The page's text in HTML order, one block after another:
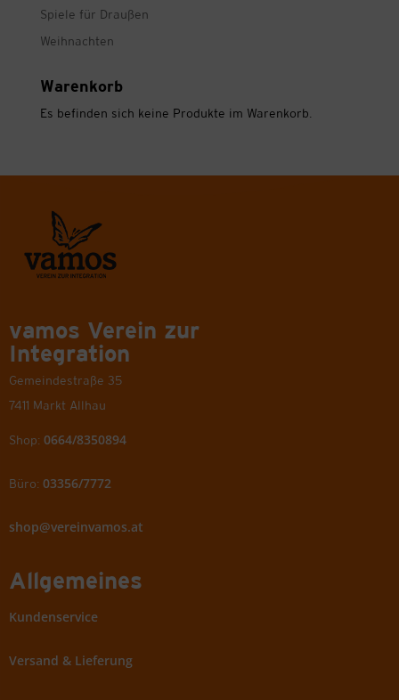
Spiele für Draußen
Weihnachten
Warenkorb
Es befinden sich keine Produkte im Warenkorb.
vamos Verein zur
Integration
Gemeindestraße 35
7411 Markt Allhau
Shop: 0664/8350894
Büro: 03356/7772
shop@vereinvamos.at
Allgemeines
Kundenservice
Versand & Lieferung